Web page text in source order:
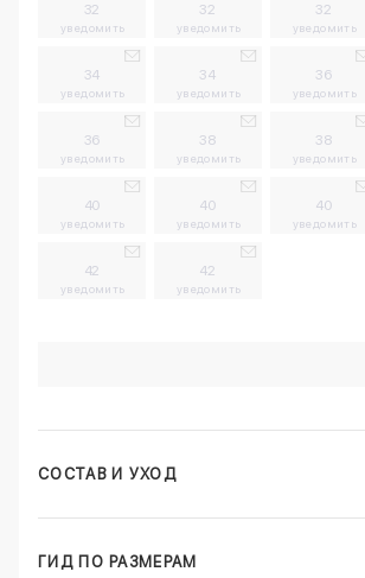
32
уведомить
32
уведомить
32
уведомить
34
уведомить
34
уведомить
36
уведомить
36
уведомить
38
уведомить
38
уведомить
40
уведомить
40
уведомить
40
уведомить
42
уведомить
42
уведомить
СОСТАВ И УХОД
ГИД ПО РАЗМЕРАМ